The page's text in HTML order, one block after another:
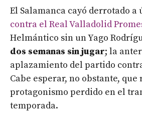
El Salamanca cayó derrotado
contra el Real Valladolid
Helmántico sin un Yago
dos semanas sin jugar; la
aplazamiento del partido
Cabe esperar, no obstante,
protagonismo perdido en el
temporada.